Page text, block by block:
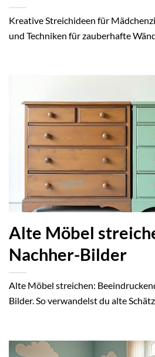
Kreative Streichideen für
und Techniken für zauberhafte
Alte Möbel
Nachher-Bilder
Alte Möbel streichen:
Bilder. So verwandelst du alte